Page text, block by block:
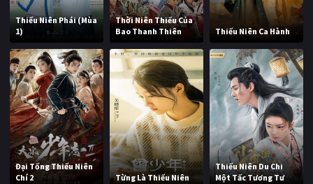
Thiếu Niên Phái (Mùa
1)
Thời Niên Thiếu Của
Bao Thanh Thiên
Thiếu Niên Ca Hành
Đại Tống Thiếu Niên
Chí 2
Từng Là Thiếu Niên
Thiếu Niên Du Chi
Một Tấc Tương Tư